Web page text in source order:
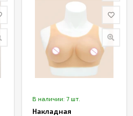
В наличии: 7 шт.
Накладная